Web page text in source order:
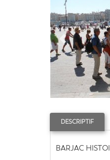
DESCRIPTIF
BARJAC